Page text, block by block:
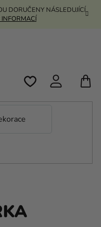
DORUČENY NÁSLEDUJÍCÍ
INFORMACÍ